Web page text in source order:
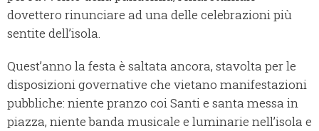
dovettero rinunciare ad una delle celebrazioni più
sentite dell’isola.
Quest’anno la festa è saltata ancora, stavolta per le
disposizioni governative che vietano manifestazioni
pubbliche: niente pranzo coi Santi e santa messa in
piazza, niente banda musicale e luminarie nell’isola e